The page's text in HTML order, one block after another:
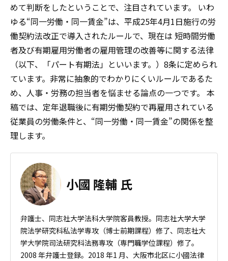
めて判断をしたということで、注目されています。 いわ
ゆる“同一労働・同一賃金”は、平成25年4月1日施行の労
働契約法改正で導入されたルールで、現在は 短時間労働
者及び有期雇用労働者の雇用管理の改善等に関する法律
（以下、「パート有期法」といいます。）8条に定められ
ています。非常に抽象的でわかりにくいルールであるた
め、人事・労務の担当者を悩ませる論点の一つです。 本
稿では、定年退職後に有期労働契約で再雇用されている
従業員の労働条件と、“同一労働・同一賃金”の関係を整
理します。
小國 隆輔 氏
弁護士、同志社大学法科大学院客員教授。同志社大学大学
院法学研究科私法学専攻（博士前期課程）修了、同志社大
学大学院司法研究科法務専攻（専門職学位課程）修了。
2008 年弁護士登録。2018 年1 月、大阪市北区に小國法律